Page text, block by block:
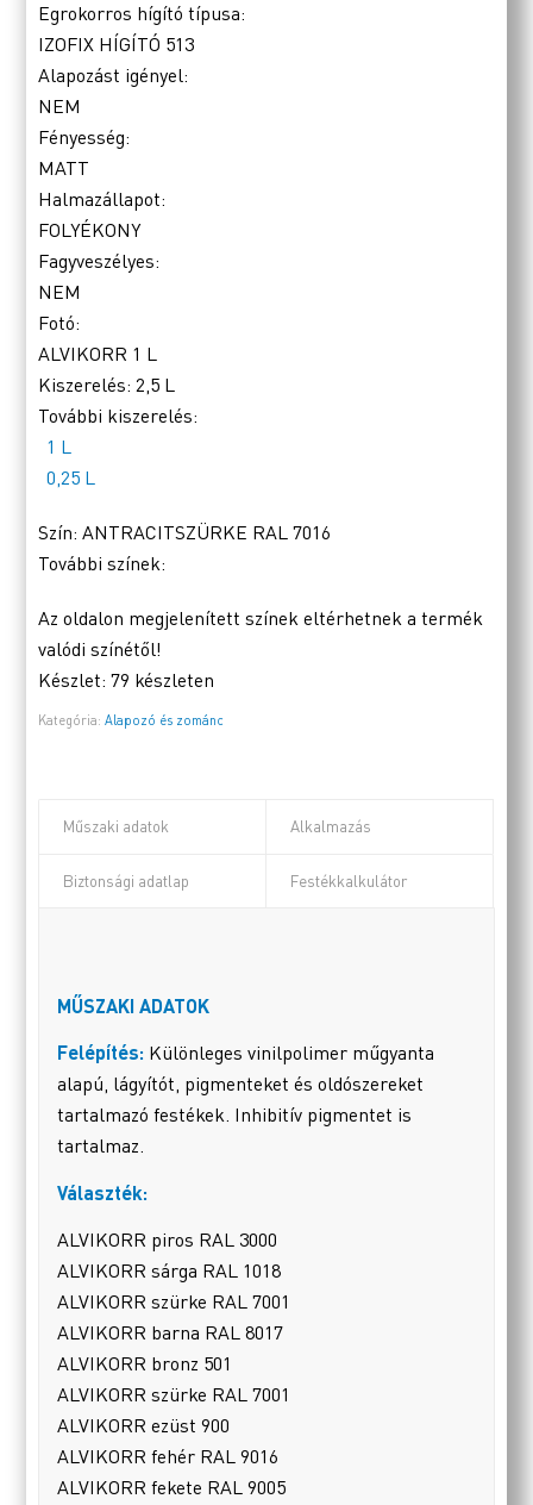
Egrokorros hígító típusa:
IZOFIX HÍGÍTÓ 513
Alapozást igényel:
NEM
Fényesség:
MATT
Halmazállapot:
FOLYÉKONY
Fagyveszélyes:
NEM
Fotó:
ALVIKORR 1 L
Kiszerelés:2,5 L
További kiszerelés:
1 L
0,25 L
Szín:ANTRACITSZÜRKE RAL 7016
További színek:
Az oldalon megjelenített színek eltérhetnek a termék
valódi színétől!
Készlet:79 készleten
Kategória:Alapozó és zománc
Műszaki adatok Alkalmazás
Biztonsági adatlap Festékkalkulátor
MŰSZAKI ADATOK
Felépítés: Különleges vinilpolimer műgyanta
alapú, lágyítót, pigmenteket és oldószereket
tartalmazó festékek. Inhibitív pigmentet is
tartalmaz.
Választék:
ALVIKORR piros RAL 3000
ALVIKORR sárga RAL 1018
ALVIKORR szürke RAL 7001
ALVIKORR barna RAL 8017
ALVIKORR bronz 501
ALVIKORR szürke RAL 7001
ALVIKORR ezüst 900
ALVIKORR fehér RAL 9016
ALVIKORR fekete RAL 9005